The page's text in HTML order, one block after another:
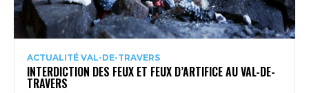
ACTUALITÉ VAL-DE-TRAVERS
INTERDICTION DES FEUX ET FEUX D’ARTIFICE AU VAL-DE-
TRAVERS